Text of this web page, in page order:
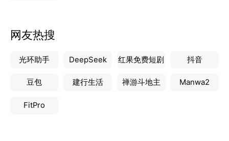
网友热搜
光环助手 DeepSeek 红果免费短剧 抖音
豆包 建行生活 禅游斗地主 Manwa2
FitPro